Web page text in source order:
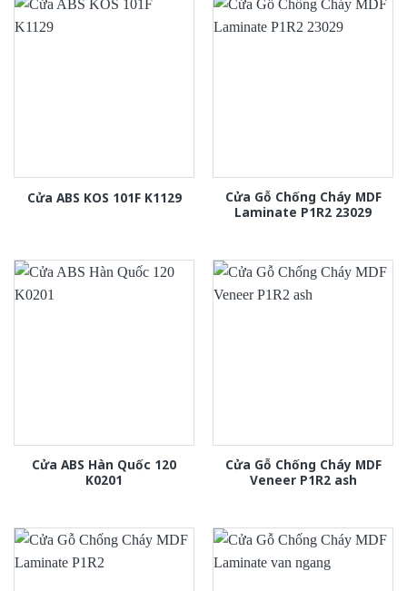
Cửa ABS KOS 101F K1129
Cửa Gỗ Chống Cháy MDF
Laminate P1R2 23029
Cửa ABS Hàn Quốc 120
K0201
Cửa Gỗ Chống Cháy MDF
Veneer P1R2 ash